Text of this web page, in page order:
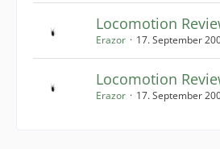
Locomotion
Erazor 17. September
Locomotion
Erazor 17. September